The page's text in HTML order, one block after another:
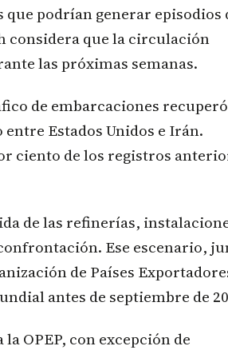
podrían generar episodios
considera que la circulación
las próximas semanas.
de embarcaciones
Estados Unidos e Irán.
ciento de los registros
de las refinerías,
Ese escenario,
de Países
antes de septiembre de
OPEP, con excepción de